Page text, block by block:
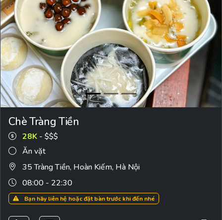
Chè Tràng Tiền
28K - $$$
Ăn vặt
35 Tràng Tiền, Hoàn Kiếm, Hà Nội
08:00 - 22:30
Bạn hãy liên hệ hoặc đặt bàn trước khi đến nhé